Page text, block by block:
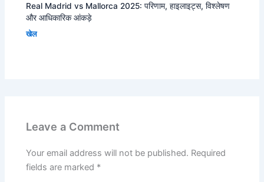
Real Madrid vs Mallorca 2025: परिणाम, हाइलाइट्स, विश्लेषण
और आधिकारिक आंकड़े
खेल
Leave a Comment
Your email address will not be published. Required
fields are marked *